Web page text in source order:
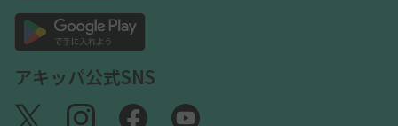
アキッパ公式SNS